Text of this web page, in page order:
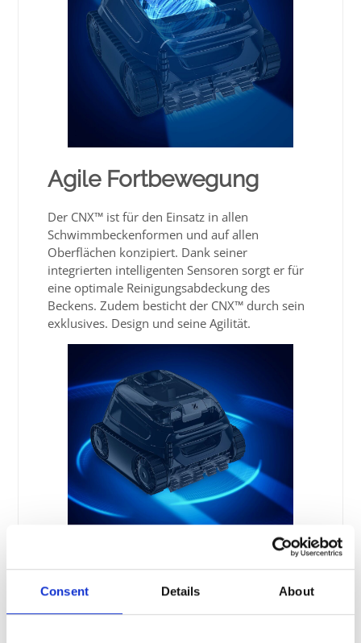
Consent Details About
Agile Fortbewegung
Der CNX™ ist für den Einsatz in allen
Schwimmbeckenformen und auf allen
Oberflächen konzipiert. Dank seiner
integrierten intelligenten Sensoren sorgt er für
eine optimale Reinigungsabdeckung des
Beckens. Zudem besticht der CNX™ durch sein
exklusives. Design und seine Agilität.
Steuerung über